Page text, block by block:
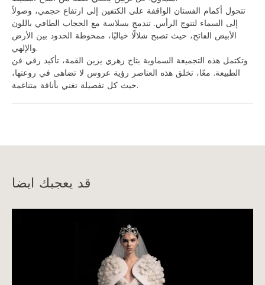
تتحول أكمام الفستان الواقفة على الكتفين إلى ارتفاع حجمي، وصولاً
إلى السماء لتتوج الرأس. تندمج بسلاسة مع الحجاب الطافي باللون
الأبيض الفاتح، حيث تصبح شلالًا خياليًا، ممحوطة الحدود بين الأرض
والإلهي.
وتكتمل هذه التجميعة السماوية بتاج زهري يزين القمة، تأكيد رقي فن
الطبيعة. معًا، تخلق هذه العناصر رؤية عروس لا تضاهى في روعتها،
حيث كل تفصيلة تغني بأناقة متناغمة.
قد يعجبك ايضا